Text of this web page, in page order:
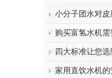
小分子团水对皮
家用直饮水机的